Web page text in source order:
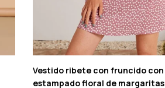
Vestido ribete con fruncido con
estampado floral de margaritas